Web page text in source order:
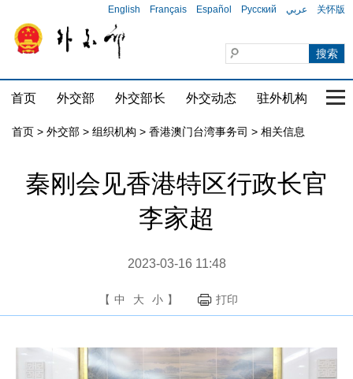
English Français Español Русский عربي 关怀版
首页 外交部 外交部长 外交动态 驻外机构 国
首页 > 外交部 > 组织机构 > 香港澳门台湾事务司 > 相关信息
秦刚会见香港特区行政长官
李家超
2023-03-16 11:48
【 中 大 小 】 打印